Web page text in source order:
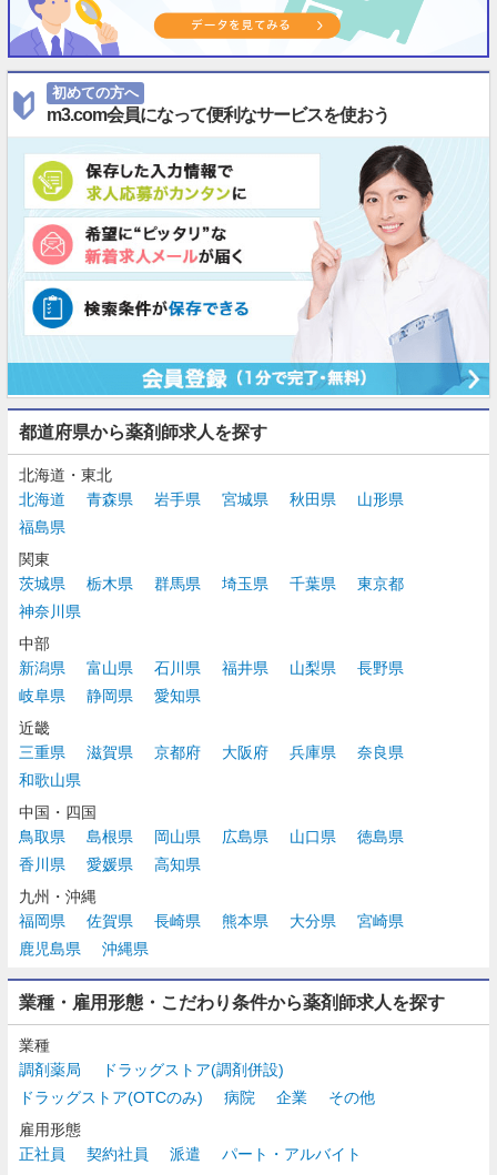
初めての方へ
m3.com会員になって便利なサービスを使おう
都道府県から薬剤師求人を探す
北海道・東北
北海道
青森県 岩手県 宮城県 秋田県
山形県
福島県
関東
茨城県
栃木県 群馬県 埼玉県 千葉県
東京都
神奈川県
中部
新潟県
富山県 石川県 福井県 山梨県
長野県
岐阜県
静岡県
愛知県
近畿
三重県
滋賀県 京都府 大阪府 兵庫県
奈良県
和歌山県
中国・四国
鳥取県
島根県 岡山県 広島県 山口県
徳島県
香川県
愛媛県
高知県
九州・沖縄
福岡県
佐賀県 長崎県 熊本県 大分県
宮崎県
鹿児島県
沖縄県
業種・雇用形態・こだわり条件から薬剤師求人を探す
業種
調剤薬局
ドラッグストア(調剤併設)
ドラッグストア(OTCのみ)
病院 企業
その他
雇用形態
正社員
契約社員 派遣 パート・アルバイト